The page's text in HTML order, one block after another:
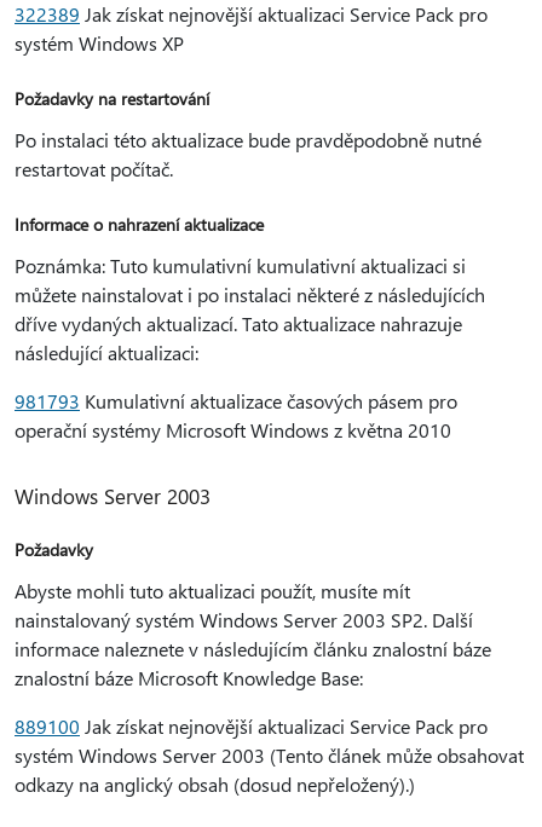
322389 Jak získat nejnovější aktualizaci Service Pack pro
systém Windows XP
Požadavky na restartování
Po instalaci této aktualizace bude pravděpodobně nutné
restartovat počítač.
Informace o nahrazení aktualizace
Poznámka: Tuto kumulativní kumulativní aktualizaci si
můžete nainstalovat i po instalaci některé z následujících
dříve vydaných aktualizací. Tato aktualizace nahrazuje
následující aktualizaci:
981793 Kumulativní aktualizace časových pásem pro
operační systémy Microsoft Windows z května 2010
Windows Server 2003
Požadavky
Abyste mohli tuto aktualizaci použít, musíte mít
nainstalovaný systém Windows Server 2003 SP2. Další
informace naleznete v následujícím článku znalostní báze
znalostní báze Microsoft Knowledge Base:
889100 Jak získat nejnovější aktualizaci Service Pack pro
systém Windows Server 2003 (Tento článek může obsahovat
odkazy na anglický obsah (dosud nepřeložený).)